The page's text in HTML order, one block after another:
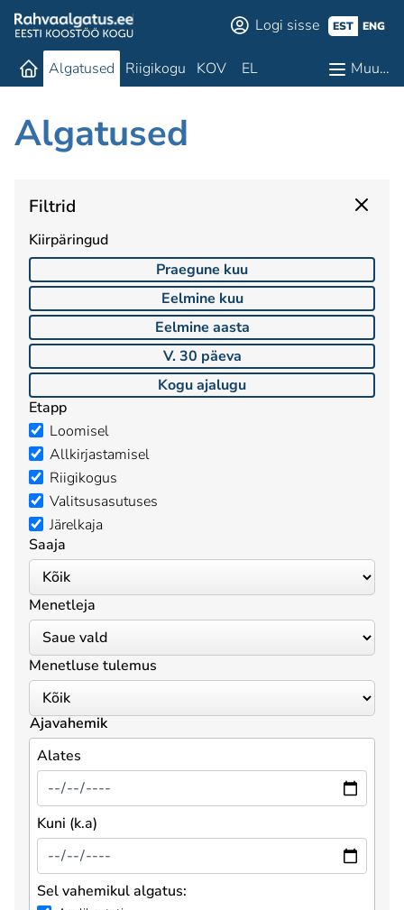
Logi sisse EST ENG
Algatused Riigikogu KOV EL Muu…
Algatused
Filtrid
Kiirpäringud
Praegune kuu
Eelmine kuu
Eelmine aasta
V. 30 päeva
Kogu ajalugu
Etapp
Loomisel
Allkirjastamisel
Riigikogus
Valitsusasutuses
Järelkaja
Saaja
Menetleja
Menetluse tulemus
Ajavahemik
Alates
Kuni (k.a)
Sel vahemikul algatus: